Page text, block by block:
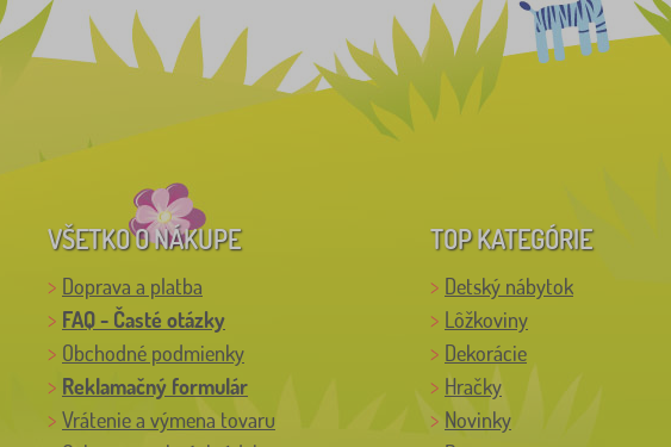
VŠETKO O NÁKUPE
Doprava a platba
FAQ - Časté otázky
Obchodné podmienky
Reklamačný formulár
Vrátenie a výmena tovaru
TOP KATEGÓRIE
Detský nábytok
Lôžkoviny
Dekorácie
Hračky
Novinky